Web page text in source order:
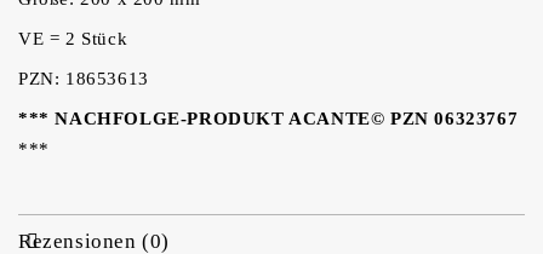
VE = 2 Stück
PZN: 18653613
*** NACHFOLGE-PRODUKT ACANTE© PZN 06323767
***
Rezensionen (0)